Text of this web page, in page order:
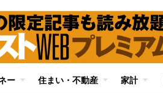
ー 住まい・不動産 家計